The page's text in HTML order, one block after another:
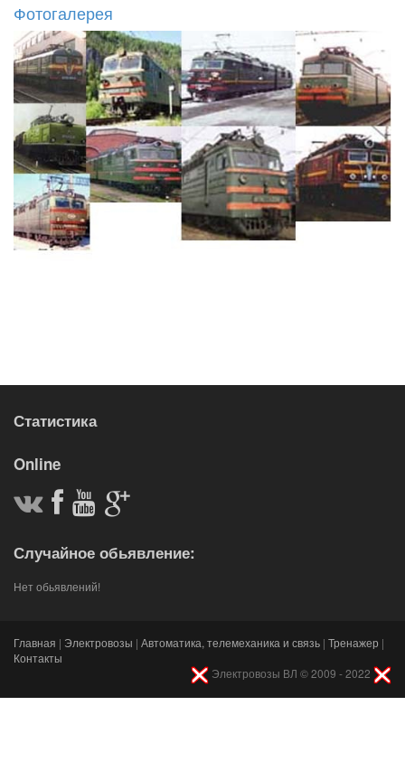
Фотогалерея
Статистика
Online
Случайное обьявление:
Нет обьявлений!
Главная | Электровозы | Автоматика, телемеханика и связь | Тренажер |
Контакты
Электровозы ВЛ © 2009 - 2022